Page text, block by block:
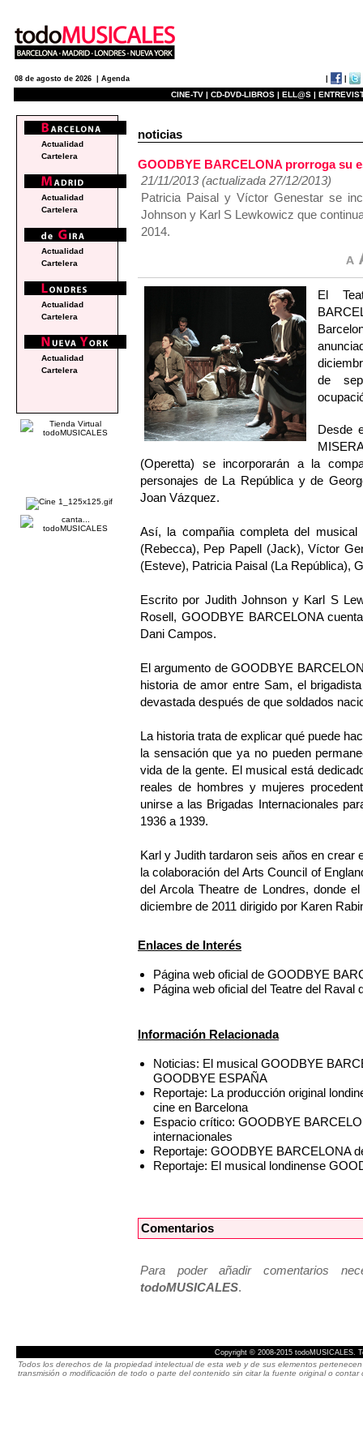
08 de agosto de 2026 | Agenda
CINE-TV | CD-DVD-LIBROS | ELL@S |
noticias
GOODBYE BARCELONA prorroga su
21/11/2013 (actualizada 27/12/2013)
Patricia Paisal y Víctor Genestar se
Johnson y Karl S Lewkowicz que
2014.
El
de
Desde
(Operetta) se incorporarán a la
personajes de La República y de
Joan Vázquez.
Así, la compañia completa del
(Rebecca), Pep Papell (Jack), Víctor
(Esteve), Patricia Paisal (La República),
Escrito por Judith Johnson y Karl S
Rosell, GOODBYE BARCELONA
Dani Campos.
El argumento de GOODBYE
historia de amor entre Sam, el
devastada después de que soldados
La historia trata de explicar qué puede
la sensación que ya no pueden
vida de la gente. El musical está
reales de hombres y mujeres
unirse a las Brigadas Internacionales
1936 a 1939.
Karl y Judith tardaron seis años en crear
la colaboración del Arts Council of
del Arcola Theatre de Londres, donde
diciembre de 2011 dirigido por Karen
Enlaces de Interés
Página web oficial de GOODBYE
Página web oficial del Teatre del Raval
Información Relacionada
Noticias: El musical GOODBYE
GOODBYE ESPAÑA
Reportaje: La producción original
cine en Barcelona
Espacio crítico: GOODBYE
internacionales
Reportaje: GOODBYE BARCELONA
Reportaje: El musical londinense
Comentarios
Para poder añadir comentarios
todoMUSICALES.
Actualidad
Cartelera
Actualidad
Cartelera
Actualidad
Cartelera
Actualidad
Cartelera
Actualidad
Cartelera
Copyright © 2008-2015 todoMUSICALES.
Todos los derechos de la propiedad intelectual de esta web y de sus elementos
transmisión o modificación de todo o parte del contenido sin citar la fuente original o